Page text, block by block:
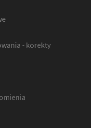
- korekty